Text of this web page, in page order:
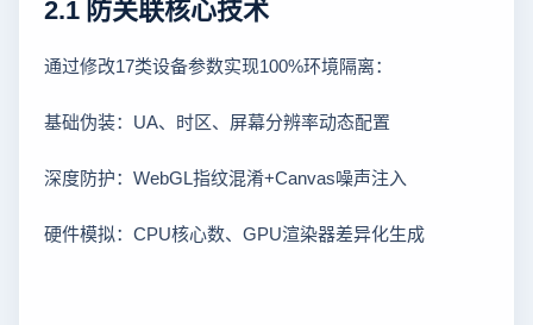
2.1 防关联核心技术
通过修改17类设备参数实现100%环境隔离：
基础伪装：UA、时区、屏幕分辨率动态配置
深度防护：WebGL指纹混淆+Canvas噪声注入
硬件模拟：CPU核心数、GPU渲染器差异化生成